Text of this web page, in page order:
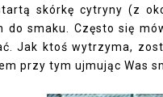
skórkę cytryny (z
do smaku. Często się
Jak ktoś wytrzyma,
przy tym ujmując Was